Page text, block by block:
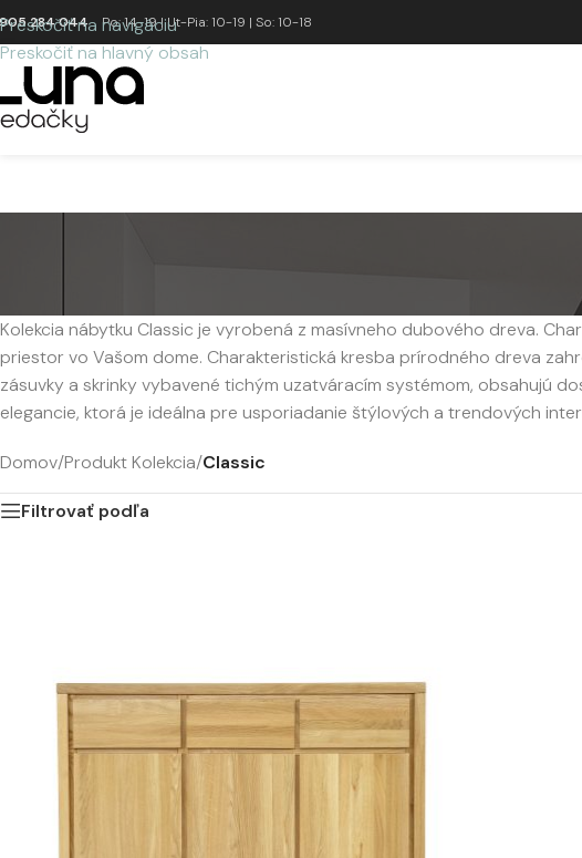
Preskočiť na navigáciu
Preskočiť na hlavný obsah
284 044Po: 14-19 | Ut-Pia: 10-19 | So: 10-18
Kolekcia nábytku Classic je vyrobená z masívneho dubového dreva.
priestor vo Vašom dome. Charakteristická kresba prírodného dreva
zásuvky a skrinky vybavené tichým uzatváracím systémom, obsahujú
elegancie, ktorá je ideálna pre usporiadanie štýlových a trendových
Domov/Produkt Kolekcia/Classic
Filtrovať podľa